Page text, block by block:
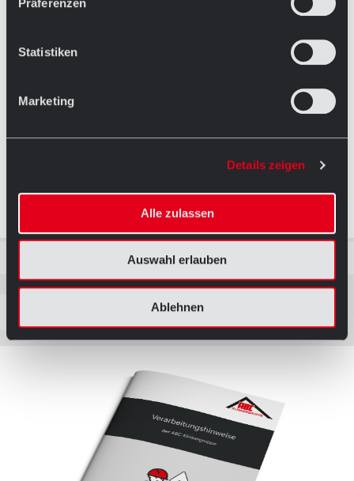
Statistiken
Marketing
Details zeigen
Alle zulassen
Auswahl erlauben
Ablehnen
Verblendmauerwerk Planung, Ausführung DE